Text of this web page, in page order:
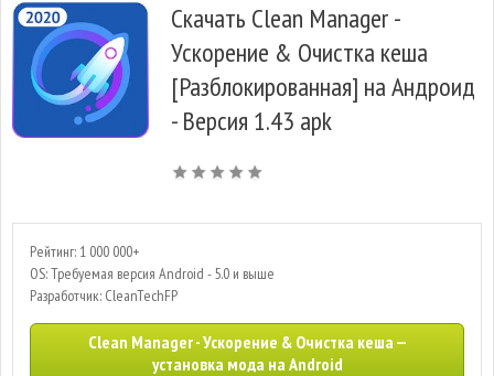
Скачать Clean Manager -
Ускорение & Очистка кеша
[Разблокированная] на Андроид
- Версия 1.43 apk
Рейтинг: 1 000 000+
OS: Требуемая версия Android - 5.0 и выше
Разработчик: CleanTechFP
Clean Manager - Ускорение & Очистка кеша —
установка мода на Android